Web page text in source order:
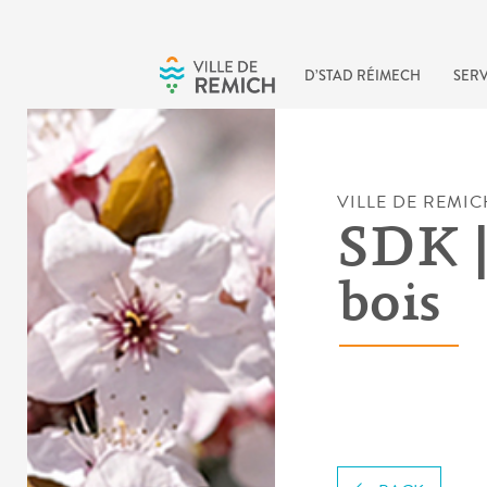
D’STAD RÉIMECH
VILLE DE
SDK
bois